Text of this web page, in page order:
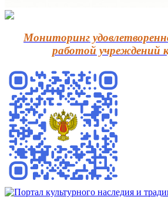
Мониторинг
работой учреждений